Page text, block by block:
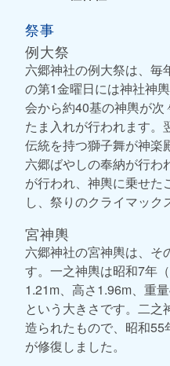
祭事
例大祭
六郷神社の例大祭は、毎
の第1金曜日には神社神
会から約40基の神輿が
たま入れが行われます。
伝統を持つ獅子舞が神楽
六郷ばやしの奉納が行わ
が行われ、神輿に乗せた
し、祭りのクライマック
宮神輿
六郷神社の宮神輿は、そ
す。一之神輿は昭和7年
1.21m、高さ1.96m、重
という大きさです。二之
造られたもので、昭和
が修復しました。